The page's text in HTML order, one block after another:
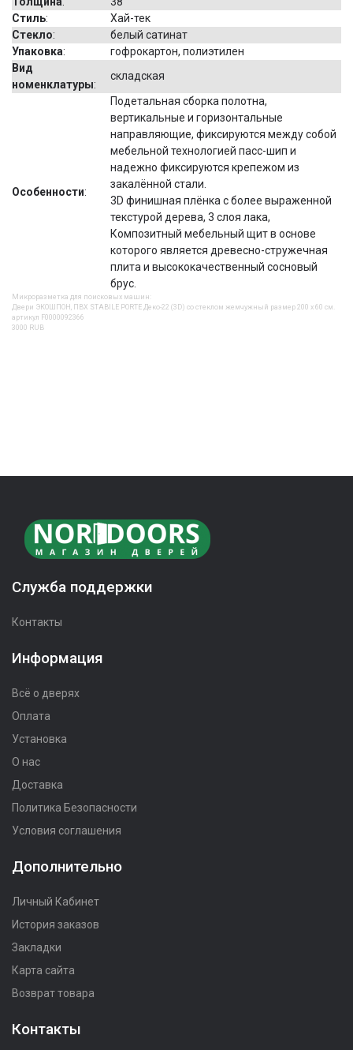
Стиль:
Хай-тек
Стекло:
белый сатинат
Упаковка:
гофрокартон, полиэтилен
Вид
номенклатуры:
складская
Особенности:
Подетальная сборка полотна,
вертикальные и горизонтальные
направляющие, фиксируются между собой
мебельной технологией пасс-шип и
надежно фиксируются крепежом из
закалённой стали.
3D финишная плёнка с более выраженной
текстурой дерева, 3 слоя лака,
Композитный мебельный щит в основе
которого является древесно-стружечная
плита и высококачественный сосновый
брус.
Микроразметка для поисковых машин:
Двери ЭКОШПОН, ПВХ STABILE PORTE Деко-22 (3D) со стеклом жемчужный размер 200 х 60 см.
артикул F0000092366
3000 RUB
Служба поддержки
Контакты
Информация
Всё о дверях
Оплата
Установка
О нас
Доставка
Политика Безопасности
Условия соглашения
Дополнительно
Личный Кабинет
История заказов
Закладки
Карта сайта
Возврат товара
Контакты